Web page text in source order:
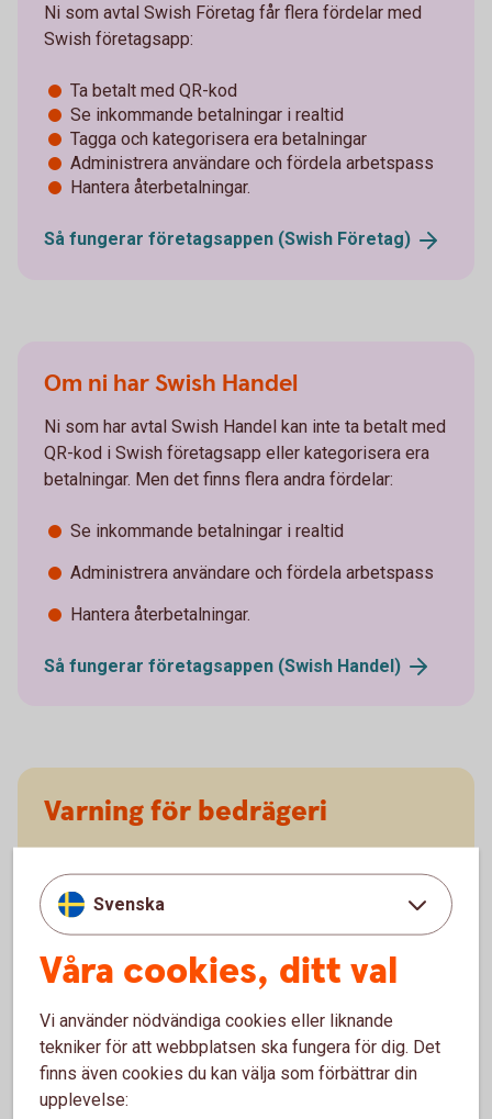
Ni som avtal Swish Företag får flera fördelar med
Swish företagsapp:
Ta betalt med QR-kod
Se inkommande betalningar i realtid
Tagga och kategorisera era betalningar
Administrera användare och fördela arbetspass
Hantera återbetalningar.
Så fungerar företagsappen (Swish Företag)
Om ni har Swish Handel
Ni som har avtal Swish Handel kan inte ta betalt med
QR-kod i Swish företagsapp eller kategorisera era
betalningar. Men det finns flera andra fördelar:
Se inkommande betalningar i realtid
Administrera användare och fördela arbetspass
Hantera återbetalningar.
Så fungerar företagsappen (Swish Handel)
Varning för bedrägeri
Swish.nu varnar för en ny typ av bedrägeri där
bedragare visar en falsk bekräftelsevy vid
betalningar. Rekommendationen är att skaffa Swish
företagsapp där ni kan se inkomna betalningar i
realtid.
Svenska
Våra cookies, ditt val
Vi använder nödvändiga cookies eller liknande
tekniker för att webbplatsen ska fungera för dig. Det
finns även cookies du kan välja som förbättrar din
upplevelse: